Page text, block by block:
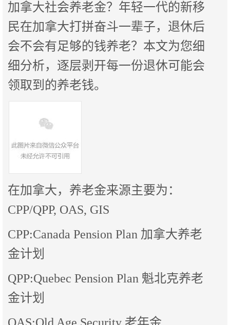
加拿大社会养老金？年轻一代的新移
民在加拿大打拼奋斗一辈子，退休后
会不会有足够的钱养老？本文为您细
细分析，逐层剥开每一份退休可能会
领取到的养老钱。
在加拿大，养老金来源主要为：
CPP/QPP, OAS, GIS
CPP:Canada Pension Plan 加拿大养老
金计划
QPP:Quebec Pension Plan 魁北克养老
金计划